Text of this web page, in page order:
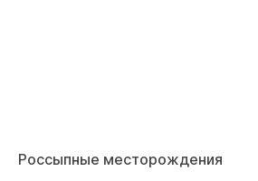
Россыпные месторождения